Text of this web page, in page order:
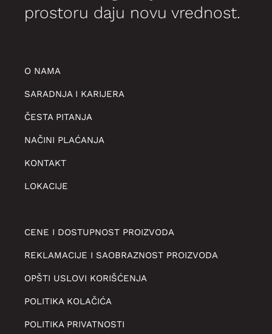
prostoru daju novu vrednost.
O NAMA
SARADNJA I KARIJERA
ČESTA PITANJA
NAČINI PLAĆANJA
KONTAKT
LOKACIJE
CENE I DOSTUPNOST PROIZVODA
REKLAMACIJE I SAOBRAZNOST PROIZVODA
OPŠTI USLOVI KORIŠĆENJA
POLITIKA KOLAČIĆA
POLITIKA PRIVATNOSTI